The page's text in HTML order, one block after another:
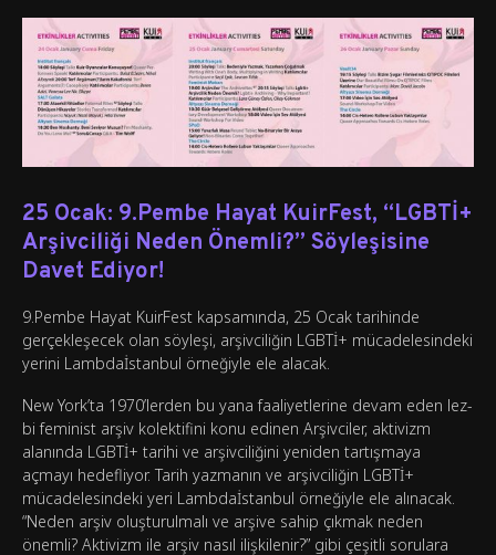
25 Ocak: 9.Pembe Hayat KuirFest, “LGBTİ+
Arşivciliği Neden Önemli?” Söyleşisine
Davet Ediyor!
9.Pembe Hayat KuirFest kapsamında, 25 Ocak tarihinde
gerçekleşecek olan söyleşi, arşivciliğin LGBTİ+ mücadelesindeki
yerini Lambdaİstanbul örneğiyle ele alacak.
New York’ta 1970’lerden bu yana faaliyetlerine devam eden lez-
bi feminist arşiv kolektifini konu edinen Arşivciler, aktivizm
alanında LGBTİ+ tarihi ve arşivciliğini yeniden tartışmaya
açmayı hedefliyor. Tarih yazmanın ve arşivciliğin LGBTİ+
mücadelesindeki yeri Lambdaİstanbul örneğiyle ele alınacak.
“Neden arşiv oluşturulmalı ve arşive sahip çıkmak neden
önemli? Aktivizm ile arşiv nasıl ilişkilenir?” gibi çeşitli sorulara